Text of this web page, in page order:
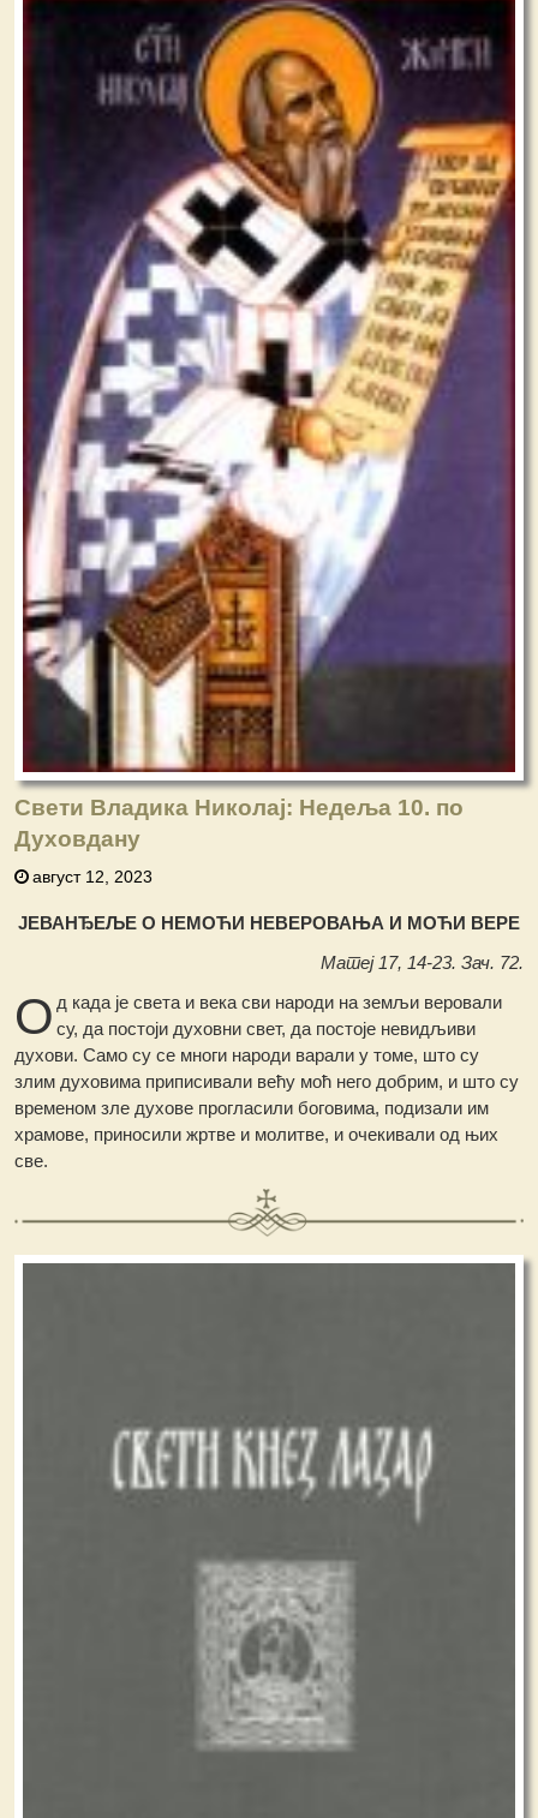
Свети Владика Николај: Недеља 10. по
Духовдану
август 12, 2023
ЈЕВАНЂЕЉЕ О НЕМОЋИ НЕВЕРОВАЊА И МОЋИ ВЕРЕ
Матеј 17, 14-23. Зач. 72.
О д када је света и века сви народи на земљи веровали
су, да постоји духовни свет, да постоје невидљиви
духови. Само су се многи народи варали у томе, што су
злим духовима приписивали већу моћ него добрим, и што су
временом зле духове прогласили боговима, подизали им
храмове, приносили жртве и молитве, и очекивали од њих
све.